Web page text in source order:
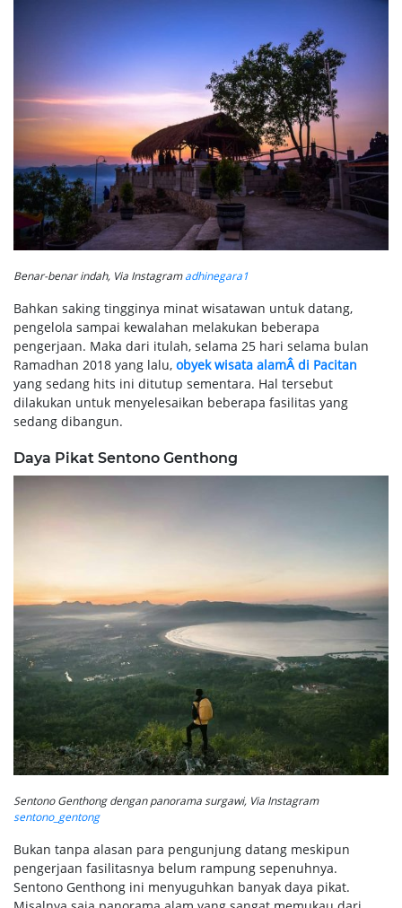
Benar-benar indah, Via Instagramadhinegara1
Bahkan saking tingginya minat wisatawan untuk datang,
pengelola sampai kewalahan melakukan beberapa
pengerjaan. Maka dari itulah, selama 25 hari selama bulan
Ramadhan 2018 yang lalu, obyek wisata alamÂ di Pacitan
yang sedang hits ini ditutup sementara. Hal tersebut
dilakukan untuk menyelesaikan beberapa fasilitas yang
sedang dibangun.
Daya Pikat Sentono Genthong
Sentono Genthong dengan panorama surgawi, Via Instagram
sentono_gentong
Bukan tanpa alasan para pengunjung datang meskipun
pengerjaan fasilitasnya belum rampung sepenuhnya.
Sentono Genthong ini menyuguhkan banyak daya pikat.